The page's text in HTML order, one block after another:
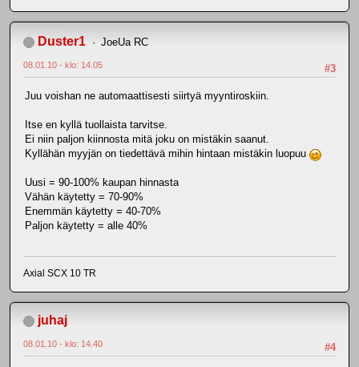
Duster1 JoeUa RC
#3
08.01.10 - klo: 14.05
Juu voishan ne automaattisesti siirtyä myyntiroskiin.
Itse en kyllä tuollaista tarvitse.
Ei niin paljon kiinnosta mitä joku on mistäkin saanut.
Kyllähän myyjän on tiedettävä mihin hintaan mistäkin luopuu
Uusi = 90-100% kaupan hinnasta
Vähän käytetty = 70-90%
Enemmän käytetty = 40-70%
Paljon käytetty = alle 40%
Axial SCX 10 TR
juhaj
#4
08.01.10 - klo: 14.40